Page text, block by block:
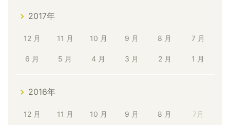
2017年
12 月 11 月 10 月 9 月 8 月 7 月
6 月 5 月 4 月 3 月 2 月 1 月
2016年
12 月 11 月 10 月 9 月 8 月 7月